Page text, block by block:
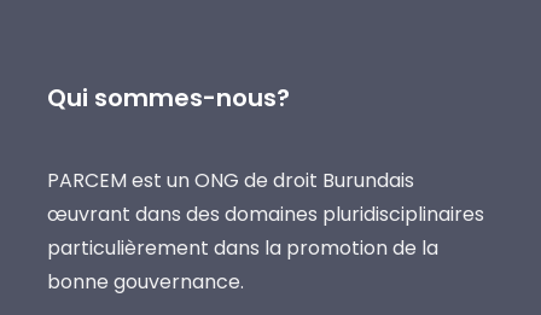
Qui sommes-nous?
PARCEM est un ONG de droit Burundais
œuvrant dans des domaines pluridisciplinaires
particulièrement dans la promotion de la
bonne gouvernance.